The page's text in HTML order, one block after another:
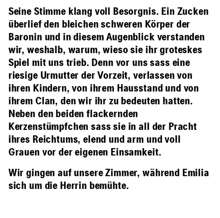
Seine Stimme klang voll Besorgnis. Ein Zucken
überlief den bleichen schweren Körper der
Baronin und in diesem Augenblick verstanden
wir, weshalb, warum, wieso sie ihr groteskes
Spiel mit uns trieb. Denn vor uns sass eine
riesige Urmutter der Vorzeit, verlassen von
ihren Kindern, von ihrem Hausstand und von
ihrem Clan, den wir ihr zu bedeuten hatten.
Neben den beiden flackernden
Kerzenstümpfchen sass sie in all der Pracht
ihres Reichtums, elend und arm und voll
Grauen vor der eigenen Einsamkeit.
Wir gingen auf unsere Zimmer, während Emilia
sich um die Herrin bemühte.